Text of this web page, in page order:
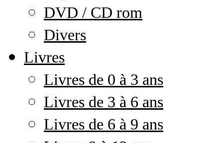
DVD / CD rom
Divers
Livres
Livres de 0 à 3 ans
Livres de 3 à 6 ans
Livres de 6 à 9 ans